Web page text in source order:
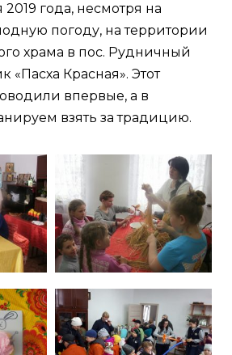
года, несмотря на
погоду, на территории
храма в пос. Рудничный
«Пасха Красная». Этот
впервые, а в
взять за традицию.